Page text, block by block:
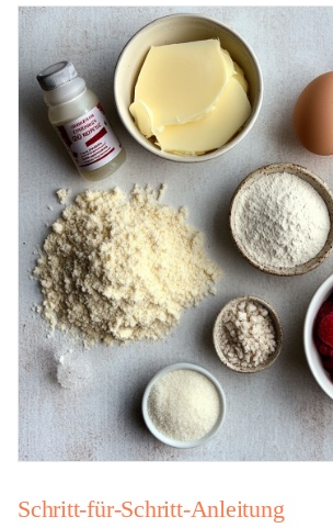
Schritt-für-Schritt-Anleitung